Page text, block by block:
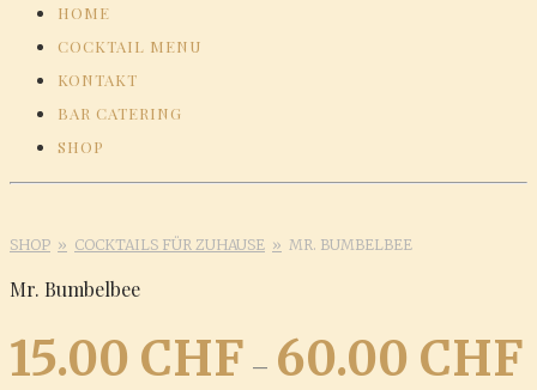
HOME
COCKTAIL MENU
KONTAKT
BAR CATERING
SHOP
SHOP COCKTAILS FÜR ZUHAUSE MR. BUMBELBEE
Mr. Bumbelbee
15.00 CHF – 60.00 CHF